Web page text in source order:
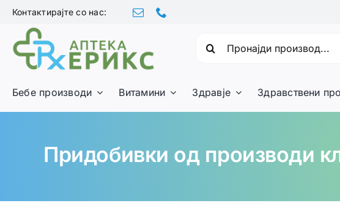
Skip
content
Контактирајте со нас:
Бебе производи Витамини Здравје Здравствени
Придобивки од производи